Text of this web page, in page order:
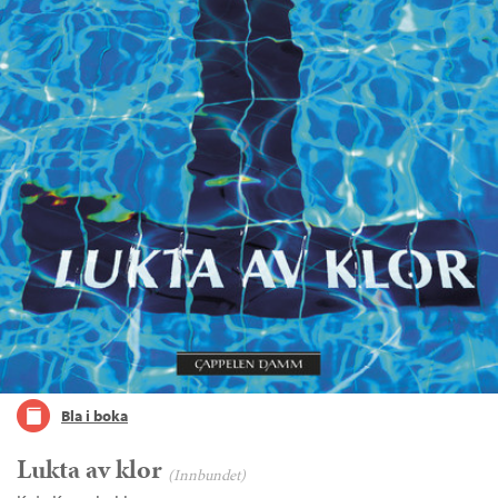
Bla i boka
Lukta av klor (Innbundet)